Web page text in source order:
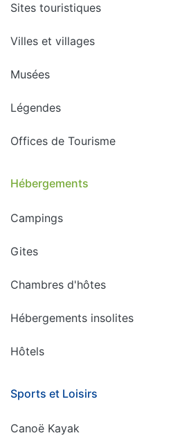
Sites touristiques
Villes et villages
Musées
Légendes
Offices de Tourisme
Hébergements
Campings
Gites
Chambres d'hôtes
Hébergements insolites
Hôtels
Sports et Loisirs
Canoë Kayak